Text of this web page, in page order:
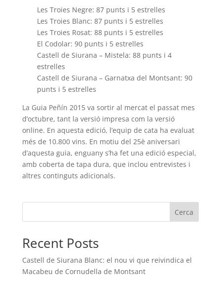
Les Troies Negre: 87 punts i 5 estrelles
Les Troies Blanc: 87 punts i 5 estrelles
Les Troies Rosat: 88 punts i 5 estrelles
El Codolar: 90 punts i 5 estrelles
Castell de Siurana – Mistela: 88 punts i 4
estrelles
Castell de Siurana – Garnatxa del Montsant: 90
punts i 5 estrelles
La Guia Peñín 2015 va sortir al mercat el passat mes
d’octubre, tant la versió impresa com la versió
online. En aquesta edició, l’equip de cata ha evaluat
més de 10.800 vins. En motiu del 25è aniversari
d’aquesta guia, enguany s’ha fet una edició especial,
amb coberta de tapa dura, que inclou entrevistes i
altres continguts adicionals.
Cerca
Recent Posts
Castell de Siurana Blanc: el nou vi que reivindica el
Macabeu de Cornudella de Montsant